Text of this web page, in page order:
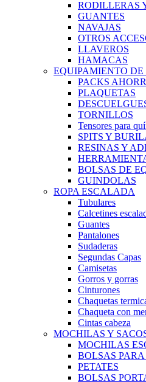
RODILLERAS
GUANTES
NAVAJAS
OTROS
LLAVEROS
HAMACAS
EQUIPAMIENTO DE
PACKS
PLAQUETAS
TORNILLOS
Tensores para
SPITS Y
RESINAS Y
BOLSAS DE
GUINDOLAS
ROPA ESCALADA
Tubulares
Calcetines
Guantes
Pantalones
Sudaderas
Segundas Capas
Camisetas
Gorros y gorras
Cinturones
Chaquetas
Chaqueta con
Cintas cabeza
MOCHILAS Y
MOCHILAS
BOLSAS
PETATES
BOLSAS